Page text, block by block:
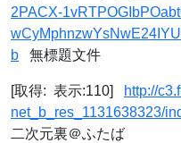
2PACX-
b 無標題文件
[取得: 表示:110]
http://
net_b_res_1131638323/
二次元裏＠ふたば